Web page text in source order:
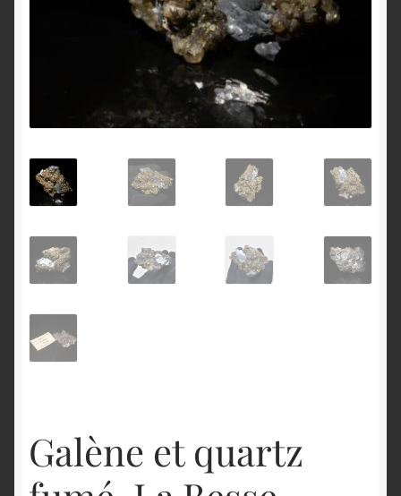
Galène et quartz